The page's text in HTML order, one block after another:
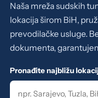
Naša mreža sudskih
lokacija širom BiH,
prevodilačke usluge.
dokumenta,
Pronađite najbližu